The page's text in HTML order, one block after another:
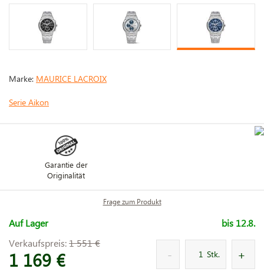
Marke: MAURICE LACROIX
Serie Aikon
Garantie der
Originalität
Frage zum Produkt
Auf Lager
bis 12.8.
Verkaufspreis:1 551 €
1 169 € Stk.